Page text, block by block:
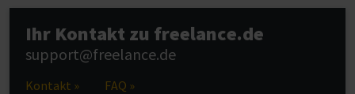
Ihr Kontakt zu freelance.de
support@freelance.de
Kontakt » FAQ »